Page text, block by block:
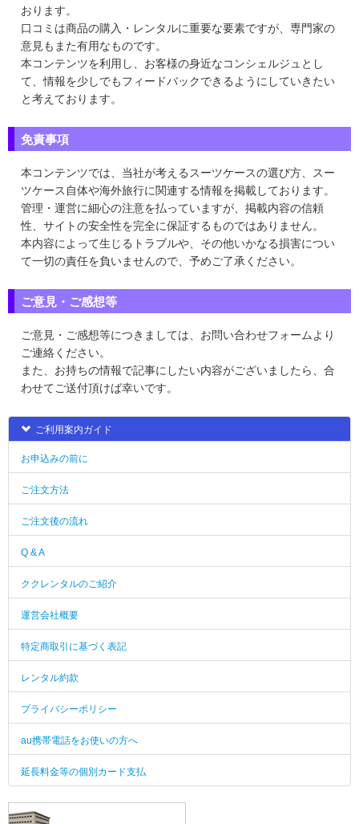
おります。
口コミは商品の購入・レンタルに重要な要素ですが、専門家の
意見もまた有用なものです。
本コンテンツを利用し、お客様の身近なコンシェルジュとし
て、情報を少しでもフィードバックできるようにしていきたい
と考えております。
免責事項
本コンテンツでは、当社が考えるスーツケースの選び方、スー
ツケース自体や海外旅行に関連する情報を掲載しております。
管理・運営に細心の注意を払っていますが、掲載内容の信頼
性、サイトの安全性を完全に保証するものではありません。
本内容によって生じるトラブルや、その他いかなる損害につい
て一切の責任を負いませんので、予めご了承ください。
ご意見・ご感想等
ご意見・ご感想等につきましては、お問い合わせフォームより
ご連絡ください。
また、お持ちの情報で記事にしたい内容がございましたら、合
わせてご送付頂けば幸いです。
ご利用案内ガイド
お申込みの前に
ご注文方法
ご注文後の流れ
Q & A
ククレンタルのご紹介
運営会社概要
特定商取引に基づく表記
レンタル約款
プライバシーポリシー
au携帯電話をお使いの方へ
延長料金等の個別カード支払